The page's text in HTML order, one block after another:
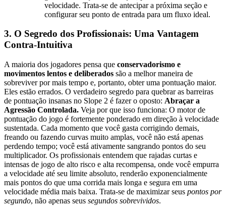
velocidade. Trata-se de antecipar a próxima seção e
configurar seu ponto de entrada para um fluxo ideal.
3. O Segredo dos Profissionais: Uma Vantagem
Contra-Intuitiva
A maioria dos jogadores pensa que conservadorismo e
movimentos lentos e deliberados são a melhor maneira de
sobreviver por mais tempo e, portanto, obter uma pontuação maior.
Eles estão errados. O verdadeiro segredo para quebrar as barreiras
de pontuação insanas no Slope 2 é fazer o oposto: Abraçar a
Agressão Controlada. Veja por que isso funciona: O motor de
pontuação do jogo é fortemente ponderado em direção à velocidade
sustentada. Cada momento que você gasta corrigindo demais,
freando ou fazendo curvas muito amplas, você não está apenas
perdendo tempo; você está ativamente sangrando pontos do seu
multiplicador. Os profissionais entendem que rajadas curtas e
intensas de jogo de alto risco e alta recompensa, onde você empurra
a velocidade até seu limite absoluto, renderão exponencialmente
mais pontos do que uma corrida mais longa e segura em uma
velocidade média mais baixa. Trata-se de maximizar seus pontos por
segundo, não apenas seus segundos sobrevividos.